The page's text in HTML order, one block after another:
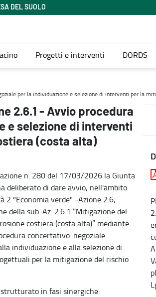
DEL SUOLO
Progetti e interventi DORDS
per la individuazione e selezione
per la individuazione e selezione di interventi per la
2.6.1 - Avvio procedura
e selezione di interventi
(costa alta)
n. 280 del 17/03/2026 la Giunta
deliberato di dare avvio, nell'ambito
2 "Economia verde" -Azione 2.6,
della sub-Az. 2.6.1 “Mitigazione del
costiera (costa alta)” mediante
concertativo-negoziale
individuazione e alla selezione di
per la mitigazione del rischio
in fasi sinergiche: